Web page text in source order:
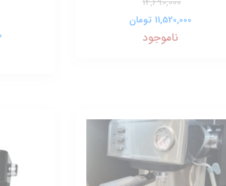
11,520,000 تومان
ناموجود